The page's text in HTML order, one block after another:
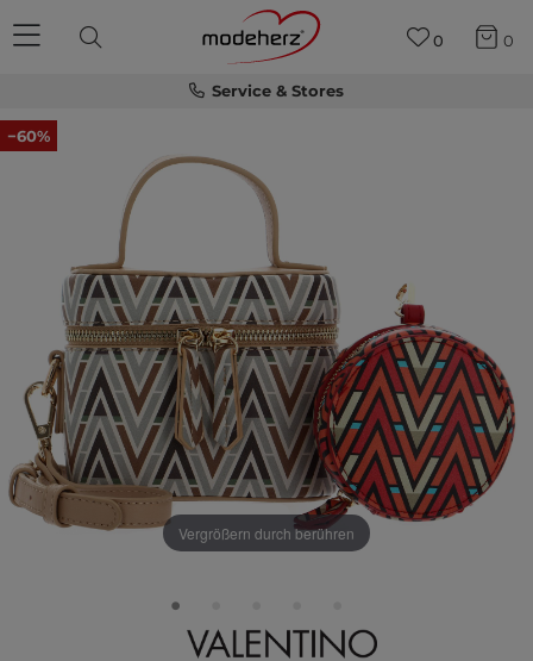
Service & Stores
0 0
−60%
Vergrößern durch berühren